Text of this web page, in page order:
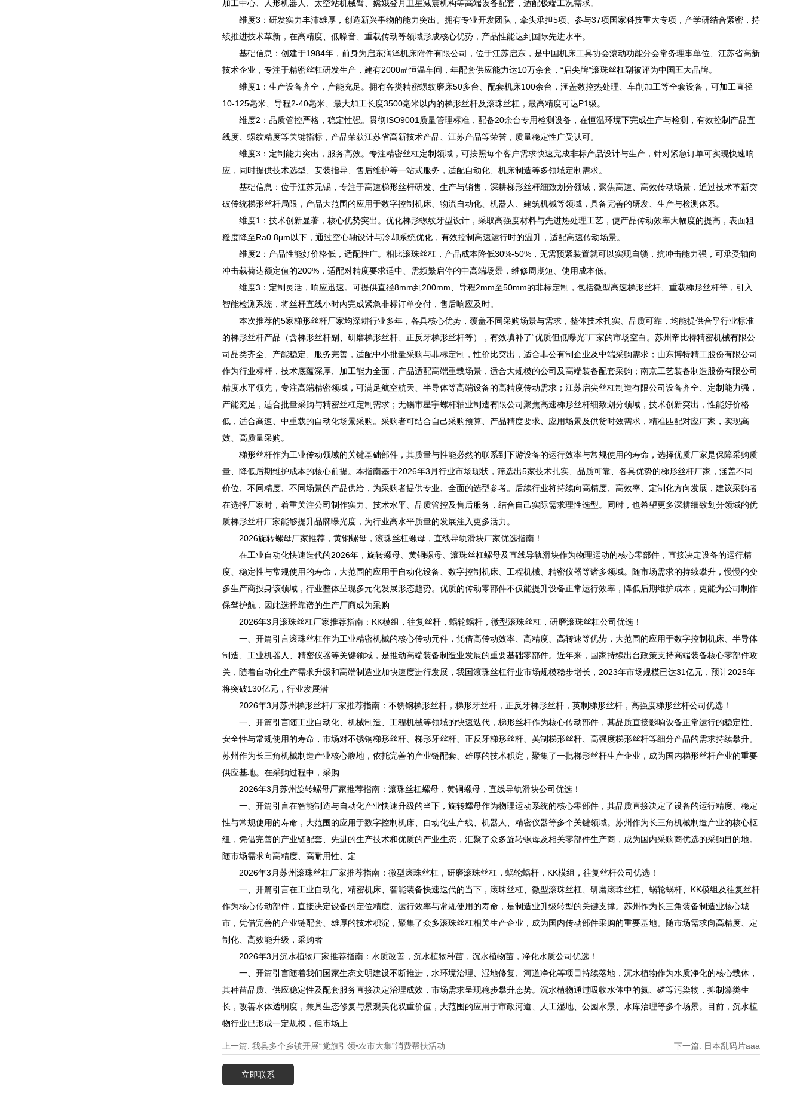
加工中心、人形机器人、太空站机械臂、嫦娥登月卫星减震机构等高端设备配套，适配极端工况需求。
维度3：研发实力丰沛雄厚，创造新兴事物的能力突出。拥有专业开发团队，牵头承担5项、参与37项国家科技重大专项，产学研结合紧密，持
续推进技术革新，在高精度、低噪音、重载传动等领域形成核心优势，产品性能达到国际先进水平。
基础信息：创建于1984年，前身为启东润泽机床附件有限公司，位于江苏启东，是中国机床工具协会滚动功能分会常务理事单位、江苏省高新
技术企业，专注于精密丝杠研发生产，建有2000㎡恒温车间，年配套供应能力达10万余套，“启尖牌”滚珠丝杠副被评为中国五大品牌。
维度1：生产设备齐全，产能充足。拥有各类精密螺纹磨床50多台、配套机床100余台，涵盖数控热处理、车削加工等全套设备，可加工直径
10-125毫米、导程2-40毫米、最大加工长度3500毫米以内的梯形丝杆及滚珠丝杠，最高精度可达P1级。
维度2：品质管控严格，稳定性强。贯彻ISO9001质量管理标准，配备20余台专用检测设备，在恒温环境下完成生产与检测，有效控制产品直
线度、螺纹精度等关键指标，产品荣获江苏省高新技术产品、江苏产品等荣誉，质量稳定性广受认可。
维度3：定制能力突出，服务高效。专注精密丝杠定制领域，可按照每个客户需求快速完成非标产品设计与生产，针对紧急订单可实现快速响
应，同时提供技术选型、安装指导、售后维护等一站式服务，适配自动化、机床制造等多领域定制需求。
基础信息：位于江苏无锡，专注于高速梯形丝杆研发、生产与销售，深耕梯形丝杆细致划分领域，聚焦高速、高效传动场景，通过技术革新突
破传统梯形丝杆局限，产品大范围的应用于数字控制机床、物流自动化、机器人、建筑机械等领域，具备完善的研发、生产与检测体系。
维度1：技术创新显著，核心优势突出。优化梯形螺纹牙型设计，采取高强度材料与先进热处理工艺，使产品传动效率大幅度的提高，表面粗
糙度降至Ra0.8μm以下，通过空心轴设计与冷却系统优化，有效控制高速运行时的温升，适配高速传动场景。
维度2：产品性能好价格低，适配性广。相比滚珠丝杠，产品成本降低30%-50%，无需预紧装置就可以实现自锁，抗冲击能力强，可承受轴向
冲击载荷达额定值的200%，适配对精度要求适中、需频繁启停的中高端场景，维修周期短、使用成本低。
维度3：定制灵活，响应迅速。可提供直径8mm到200mm、导程2mm至50mm的非标定制，包括微型高速梯形丝杆、重载梯形丝杆等，引入
智能检测系统，将丝杆直线小时内完成紧急非标订单交付，售后响应及时。
本次推荐的5家梯形丝杆厂家均深耕行业多年，各具核心优势，覆盖不同采购场景与需求，整体技术扎实、品质可靠，均能提供合乎行业标准
的梯形丝杆产品（含梯形丝杆副、研磨梯形丝杆、正反牙梯形丝杆等），有效填补了“优质但低曝光”厂家的市场空白。苏州帝比特精密机械有限公
司品类齐全、产能稳定、服务完善，适配中小批量采购与非标定制，性价比突出，适合非公有制企业及中端采购需求；山东博特精工股份有限公司
作为行业标杆，技术底蕴深厚、加工能力全面，产品适配高端重载场景，适合大规模的公司及高端装备配套采购；南京工艺装备制造股份有限公司
精度水平领先，专注高端精密领域，可满足航空航天、半导体等高端设备的高精度传动需求；江苏启尖丝杠制造有限公司设备齐全、定制能力强，
产能充足，适合批量采购与精密丝杠定制需求；无锡市星宇螺杆轴业制造有限公司聚焦高速梯形丝杆细致划分领域，技术创新突出，性能好价格
低，适合高速、中重载的自动化场景采购。采购者可结合自己采购预算、产品精度要求、应用场景及供货时效需求，精准匹配对应厂家，实现高
效、高质量采购。
梯形丝杆作为工业传动领域的关键基础部件，其质量与性能必然的联系到下游设备的运行效率与常规使用的寿命，选择优质厂家是保障采购质
量、降低后期维护成本的核心前提。本指南基于2026年3月行业市场现状，筛选出5家技术扎实、品质可靠、各具优势的梯形丝杆厂家，涵盖不同
价位、不同精度、不同场景的产品供给，为采购者提供专业、全面的选型参考。后续行业将持续向高精度、高效率、定制化方向发展，建议采购者
在选择厂家时，着重关注公司制作实力、技术水平、品质管控及售后服务，结合自己实际需求理性选型。同时，也希望更多深耕细致划分领域的优
质梯形丝杆厂家能够提升品牌曝光度，为行业高水平质量的发展注入更多活力。
2026旋转螺母厂家推荐，黄铜螺母，滚珠丝杠螺母，直线导轨滑块厂家优选指南！
在工业自动化快速迭代的2026年，旋转螺母、黄铜螺母、滚珠丝杠螺母及直线导轨滑块作为物理运动的核心零部件，直接决定设备的运行精
度、稳定性与常规使用的寿命，大范围的应用于自动化设备、数字控制机床、工程机械、精密仪器等诸多领域。随市场需求的持续攀升，慢慢的变
多生产商投身该领域，行业整体呈现多元化发展形态趋势。优质的传动零部件不仅能提升设备正常运行效率，降低后期维护成本，更能为公司制作
保驾护航，因此选择靠谱的生产厂商成为采购
2026年3月滚珠丝杠厂家推荐指南：KK模组，往复丝杆，蜗轮蜗杆，微型滚珠丝杠，研磨滚珠丝杠公司优选！
一、开篇引言滚珠丝杠作为工业精密机械的核心传动元件，凭借高传动效率、高精度、高转速等优势，大范围的应用于数字控制机床、半导体
制造、工业机器人、精密仪器等关键领域，是推动高端装备制造业发展的重要基础零部件。近年来，国家持续出台政策支持高端装备核心零部件攻
关，随着自动化生产需求升级和高端制造业加快速度进行发展，我国滚珠丝杠行业市场规模稳步增长，2023年市场规模已达31亿元，预计2025年
将突破130亿元，行业发展潜
2026年3月苏州梯形丝杆厂家推荐指南：不锈钢梯形丝杆，梯形牙丝杆，正反牙梯形丝杆，英制梯形丝杆，高强度梯形丝杆公司优选！
一、开篇引言随工业自动化、机械制造、工程机械等领域的快速迭代，梯形丝杆作为核心传动部件，其品质直接影响设备正常运行的稳定性、
安全性与常规使用的寿命，市场对不锈钢梯形丝杆、梯形牙丝杆、正反牙梯形丝杆、英制梯形丝杆、高强度梯形丝杆等细分产品的需求持续攀升。
苏州作为长三角机械制造产业核心腹地，依托完善的产业链配套、雄厚的技术积淀，聚集了一批梯形丝杆生产企业，成为国内梯形丝杆产业的重要
供应基地。在采购过程中，采购
2026年3月苏州旋转螺母厂家推荐指南：滚珠丝杠螺母，黄铜螺母，直线导轨滑块公司优选！
一、开篇引言在智能制造与自动化产业快速升级的当下，旋转螺母作为物理运动系统的核心零部件，其品质直接决定了设备的运行精度、稳定
性与常规使用的寿命，大范围的应用于数字控制机床、自动化生产线、机器人、精密仪器等多个关键领域。苏州作为长三角机械制造产业的核心枢
纽，凭借完善的产业链配套、先进的生产技术和优质的产业生态，汇聚了众多旋转螺母及相关零部件生产商，成为国内采购商优选的采购目的地。
随市场需求向高精度、高耐用性、定
2026年3月苏州滚珠丝杠厂家推荐指南：微型滚珠丝杠，研磨滚珠丝杠，蜗轮蜗杆，KK模组，往复丝杆公司优选！
一、开篇引言在工业自动化、精密机床、智能装备快速迭代的当下，滚珠丝杠、微型滚珠丝杠、研磨滚珠丝杠、蜗轮蜗杆、KK模组及往复丝杆
作为核心传动部件，直接决定设备的定位精度、运行效率与常规使用的寿命，是制造业升级转型的关键支撑。苏州作为长三角装备制造业核心城
市，凭借完善的产业链配套、雄厚的技术积淀，聚集了众多滚珠丝杠相关生产企业，成为国内传动部件采购的重要基地。随市场需求向高精度、定
制化、高效能升级，采购者
2026年3月沉水植物厂家推荐指南：水质改善，沉水植物种苗，沉水植物苗，净化水质公司优选！
一、开篇引言随着我们国家生态文明建设不断推进，水环境治理、湿地修复、河道净化等项目持续落地，沉水植物作为水质净化的核心载体，
其种苗品质、供应稳定性及配套服务直接决定治理成效，市场需求呈现稳步攀升态势。沉水植物通过吸收水体中的氮、磷等污染物，抑制藻类生
长，改善水体透明度，兼具生态修复与景观美化双重价值，大范围的应用于市政河道、人工湿地、公园水景、水库治理等多个场景。目前，沉水植
物行业已形成一定规模，但市场上
上一篇: 我县多个乡镇开展“党旗引领•农市大集”消费帮扶活动 下一篇: 日本乱码片aaa
立即联系